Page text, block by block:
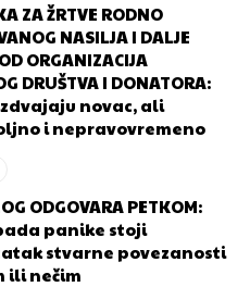
ZA ŽRTVE RODNO
NASILJA I DALJE
ORGANIZACIJA
DRUŠTVA I DONATORA:
novac, ali
i nepravovremeno
ODGOVARA PETKOM:
panike stoji
stvarne povezanosti
ili nečim